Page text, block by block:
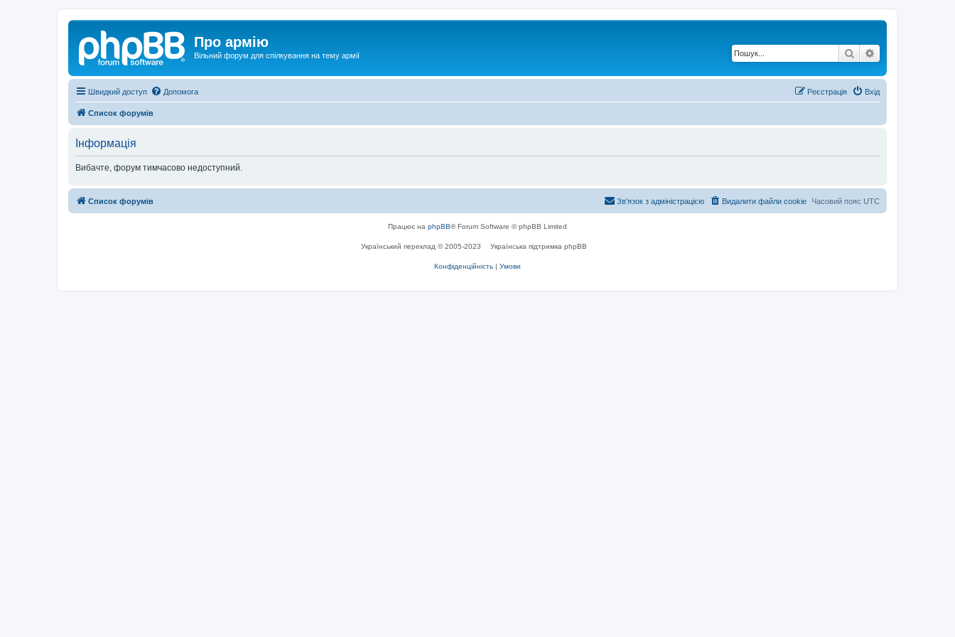
Про армію
Вільний форум для спілкування на тему армії Пошук
Швидкий доступ Допомога Вхід
Реєстрація
Список форумів
Інформація
Вибачте, форум тимчасово недоступний.
Список форумів Часовий пояс UTC
Видалити файли cookie
Зв'язок з адміністрацією
Працює на phpBB® Forum Software © phpBB Limited
Український переклад © 2005-2023 Українська підтримка phpBB
Конфіденційність | Умови